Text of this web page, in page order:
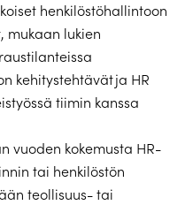
henkilöstöhallintoon
mukaan lukien
kehitystehtävät ja HR
tiimin kanssa
vuoden kokemusta HR-
tai henkilöstön
teollisuus- tai